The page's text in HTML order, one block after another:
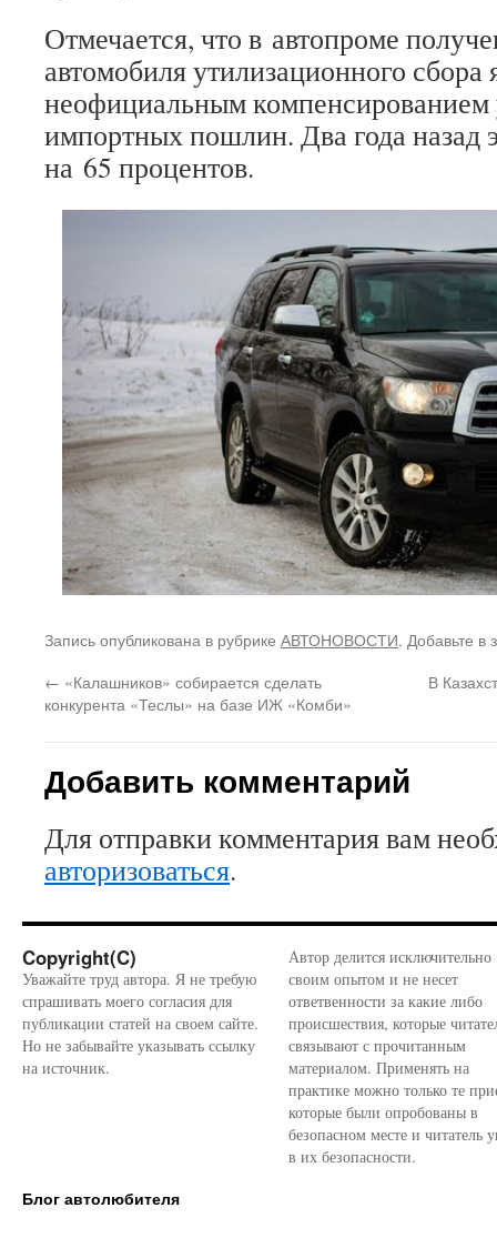
Отмечается, что в автопроме
автомобиля утилизационного сбора
неофициальным
импортных пошлин. Два года назад
на 65 процентов.
Запись опубликована в рубрике АВТОНОВОСТИ. Добавьте в
← «Калашников» собирается сделать
конкурента «Теслы» на базе ИЖ «Комби»
В
Добавить комментарий
Для отправки комментария вам
авторизоваться.
Copyright(C)
Уважайте труд автора. Я не требую
спрашивать моего согласия для
публикации статей на своем сайте.
Но не забывайте указывать ссылку
на источник.
Автор делится исключительно
своим опытом и не несет
ответвенности за какие либо
происшествия, которые
связывают с прочитанным
материалом. Применять на
практике можно только те
которые были опробованы в
безопасном месте и читатель
в их безопасности.
Блог автолюбителя